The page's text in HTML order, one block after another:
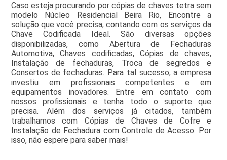
Caso esteja procurando por cópias de chaves tetra sem
modelo Núcleo Residencial Beira Rio, Encontre a
solução que você precisa, contando com os serviços da
Chave Codificada Ideal. São diversas opções
disponibilizadas, como Abertura de Fechaduras
Automotiva, Chaves codificadas, Cópias de chaves,
Instalação de fechaduras, Troca de segredos e
Consertos de fechaduras. Para tal sucesso, a empresa
investiu em profissionais competentes e em
equipamentos inovadores. Entre em contato com
nossos profissionais e tenha todo o suporte que
precisa. Além dos serviços já citados, também
trabalhamos com Cópias de Chaves de Cofre e
Instalação de Fechadura com Controle de Acesso. Por
isso, não espere para saber mais!